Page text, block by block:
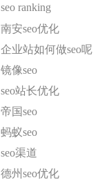
seo ranking
南安seo优化
企业站如何做seo呢
镜像seo
seo站长优化
帝国seo
蚂蚁seo
seo渠道
德州seo优化